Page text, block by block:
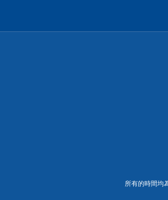
所有的時間均